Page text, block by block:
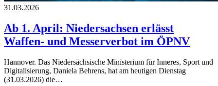
31.03.2026
Ab 1. April: Niedersachsen erlässt
Waffen- und Messerverbot im ÖPNV
Hannover. Das Niedersächsische Ministerium für Inneres, Sport und
Digitalisierung, Daniela Behrens, hat am heutigen Dienstag
(31.03.2026) die…